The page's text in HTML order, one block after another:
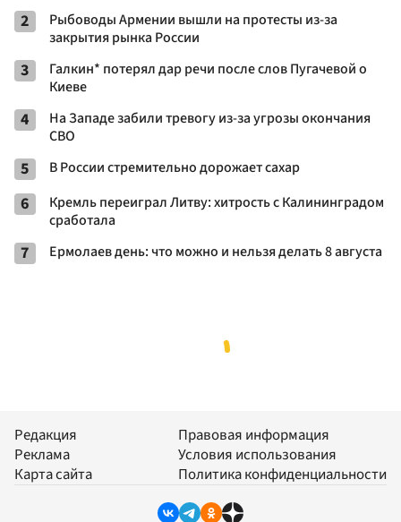
2
Рыбоводы Армении вышли на протесты из-за
закрытия рынка России
3
Галкин* потерял дар речи после слов Пугачевой о
Киеве
4
На Западе забили тревогу из-за угрозы окончания
СВО
5 В России стремительно дорожает сахар
6
Кремль переиграл Литву: хитрость с Калининградом
сработала
7 Ермолаев день: что можно и нельзя делать 8 августа
Редакция
Реклама
Карта сайта
Правовая информация
Условия использования
Политика конфиденциальности